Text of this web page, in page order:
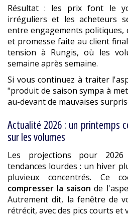
Résultat : les prix font le
irréguliers et les acheteurs
entre engagements
et promesse faite au client
tension à Rungis, où les
semaine après semaine.
Si vous continuez à traiter
"produit de saison sympa à
au-devant de mauvaises
Actualité 2026 : un printemps
sur les volumes
Les projections pour
tendances lourdes : un hiver
pluvieux concentrés. Ce
compresser la saison de
Autrement dit, la fenêtre de
rétrécit, avec des pics courts et